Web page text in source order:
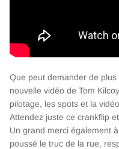
Que peut demander de
nouvelle vidéo de Tom
pilotage, les spots et la
Attendez juste ce crankflip
Un grand merci également
poussé le truc de la rue,